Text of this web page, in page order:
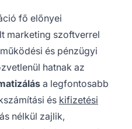
fő előnyei
marketing szoftverrel
és pénzügyi
hatnak az
a legfontosabb
és kifizetési
nélkül zajlik,